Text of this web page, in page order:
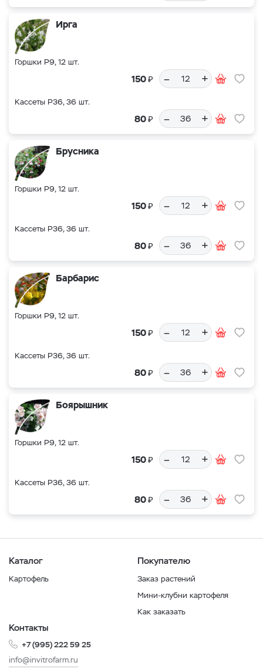
Ирга
Горшки Р9, 12 шт.
150₽ – +
Кассеты Р36, 36 шт.
80₽ – +
Брусника
Горшки Р9, 12 шт.
150₽ – +
Кассеты Р36, 36 шт.
80₽ – +
Барбарис
Горшки Р9, 12 шт.
150₽ – +
Кассеты Р36, 36 шт.
80₽ – +
Боярышник
Горшки Р9, 12 шт.
150₽ – +
Кассеты Р36, 36 шт.
80₽ – +
Каталог
Картофель
Покупателю
Заказ растений
Мини-клубни картофеля
Как заказать
Контакты
+7 (995) 222 59 25
info@invitrofarm.ru